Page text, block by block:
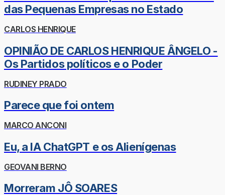
das Pequenas Empresas no Estado
CARLOS HENRIQUE
OPINIÃO DE CARLOS HENRIQUE ÂNGELO -
Os Partidos políticos e o Poder
RUDINEY PRADO
Parece que foi ontem
MARCO ANCONI
Eu, a IA ChatGPT e os Alienígenas
GEOVANI BERNO
Morreram JÔ SOARES